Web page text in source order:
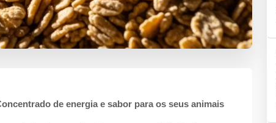
de energia e sabor para os seus animais